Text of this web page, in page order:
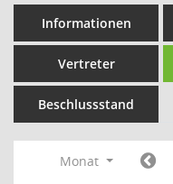
Informationen
Vertreter
Beschlussstand
Monat